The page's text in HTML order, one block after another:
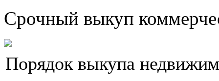
Срочный выкуп
Порядок выкупа